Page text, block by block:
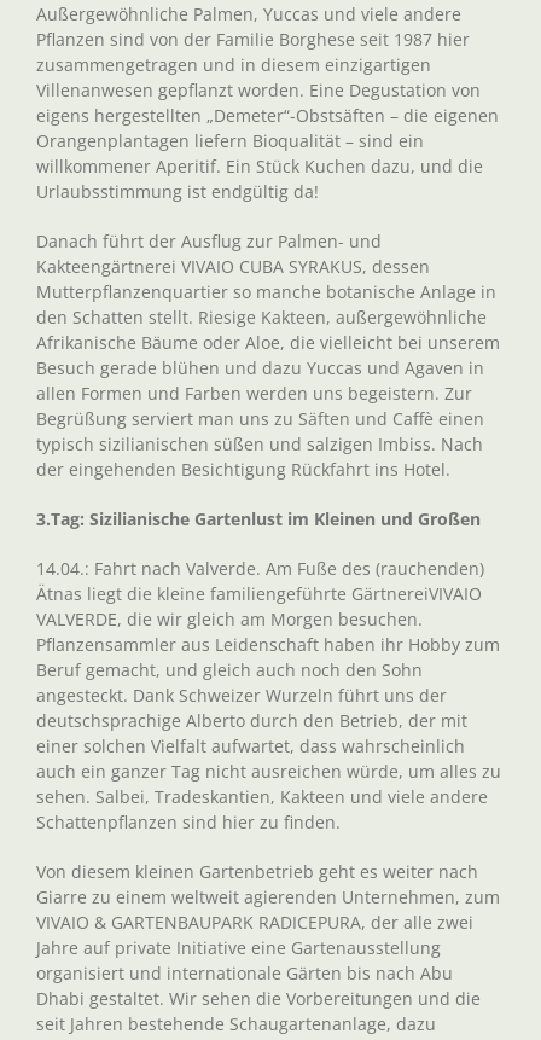
Außergewöhnliche Palmen, Yuccas und viele andere
Pflanzen sind von der Familie Borghese seit 1987 hier
zusammengetragen und in diesem einzigartigen
Villenanwesen gepflanzt worden. Eine Degustation von
eigens hergestellten „Demeter“-Obstsäften – die eigenen
Orangenplantagen liefern Bioqualität – sind ein
willkommener Aperitif. Ein Stück Kuchen dazu, und die
Urlaubsstimmung ist endgültig da!
Danach führt der Ausflug zur Palmen- und
Kakteengärtnerei VIVAIO CUBA SYRAKUS, dessen
Mutterpflanzenquartier so manche botanische Anlage in
den Schatten stellt. Riesige Kakteen, außergewöhnliche
Afrikanische Bäume oder Aloe, die vielleicht bei unserem
Besuch gerade blühen und dazu Yuccas und Agaven in
allen Formen und Farben werden uns begeistern. Zur
Begrüßung serviert man uns zu Säften und Caffè einen
typisch sizilianischen süßen und salzigen Imbiss. Nach
der eingehenden Besichtigung Rückfahrt ins Hotel.
3.Tag: Sizilianische Gartenlust im Kleinen und Großen
14.04.: Fahrt nach Valverde. Am Fuße des (rauchenden)
Ätnas liegt die kleine familiengeführte GärtnereiVIVAIO
VALVERDE, die wir gleich am Morgen besuchen.
Pflanzensammler aus Leidenschaft haben ihr Hobby zum
Beruf gemacht, und gleich auch noch den Sohn
angesteckt. Dank Schweizer Wurzeln führt uns der
deutschsprachige Alberto durch den Betrieb, der mit
einer solchen Vielfalt aufwartet, dass wahrscheinlich
auch ein ganzer Tag nicht ausreichen würde, um alles zu
sehen. Salbei, Tradeskantien, Kakteen und viele andere
Schattenpflanzen sind hier zu finden.
Von diesem kleinen Gartenbetrieb geht es weiter nach
Giarre zu einem weltweit agierenden Unternehmen, zum
VIVAIO & GARTENBAUPARK RADICEPURA, der alle zwei
Jahre auf private Initiative eine Gartenausstellung
organisiert und internationale Gärten bis nach Abu
Dhabi gestaltet. Wir sehen die Vorbereitungen und die
seit Jahren bestehende Schaugartenanlage, dazu